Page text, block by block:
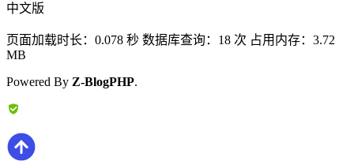
中文版
页面加载时长：0.078 秒 数据库查询：18 次 占用内存：3.72
MB
Powered By Z-BlogPHP.